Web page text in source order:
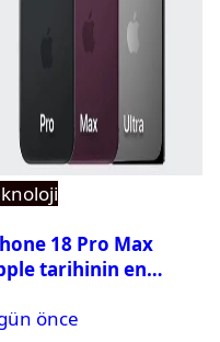
18 Pro Max
tarihinin en
önce